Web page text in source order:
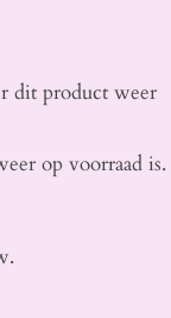
dit product weer
op voorraad is.